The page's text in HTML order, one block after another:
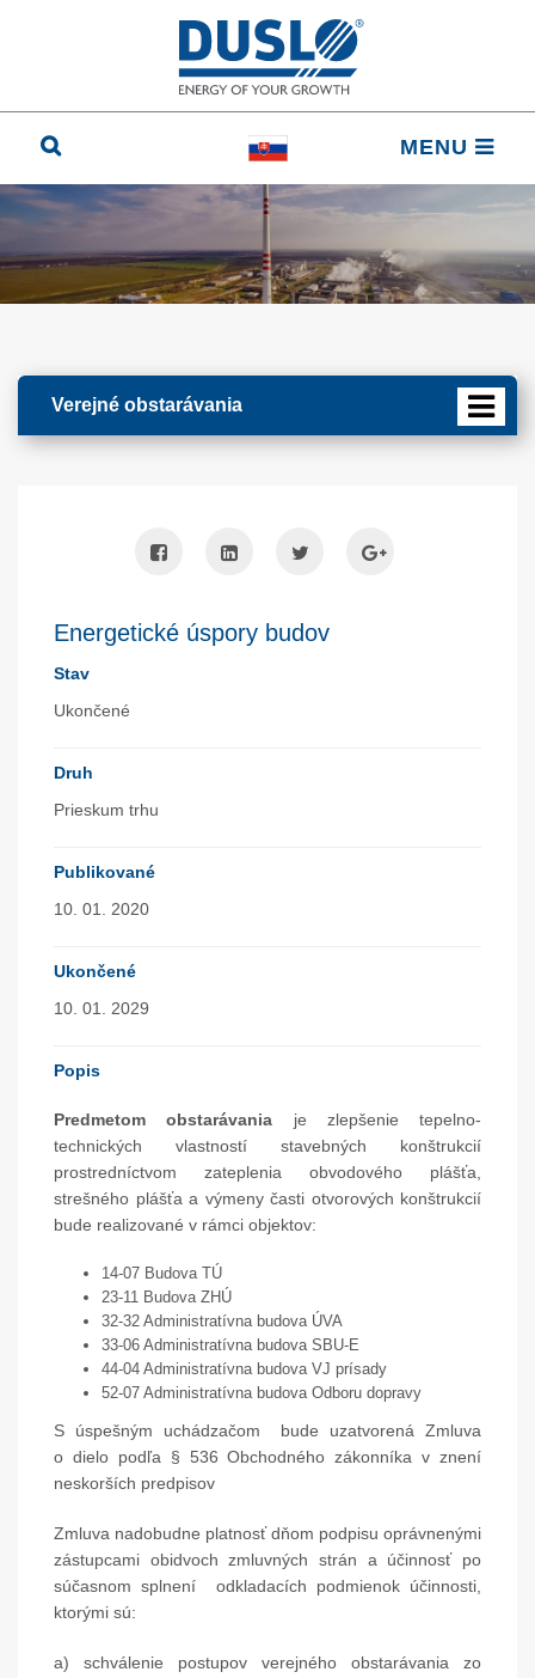
MENU
Verejné obstarávania
Energetické úspory budov
Stav
Ukončené
Druh
Prieskum trhu
Publikované
10. 01. 2020
Ukončené
10. 01. 2029
Popis
Predmetom obstarávania je zlepšenie tepelno-
technických vlastností stavebných konštrukcií
prostredníctvom zateplenia obvodového plášťa,
strešného plášťa a výmeny časti otvorových konštrukcií
bude realizované v rámci objektov:
14-07 Budova TÚ
23-11 Budova ZHÚ
32-32 Administratívna budova ÚVA
33-06 Administratívna budova SBU-E
44-04 Administratívna budova VJ prísady
52-07 Administratívna budova Odboru dopravy
S úspešným uchádzačom bude uzatvorená Zmluva
o dielo podľa § 536 Obchodného zákonníka v znení
neskorších predpisov
Zmluva nadobudne platnosť dňom podpisu oprávnenými
zástupcami obidvoch zmluvných strán a účinnosť po
súčasnom splnení odkladacích podmienok účinnosti,
ktorými sú:
a) schválenie postupov verejného obstarávania zo